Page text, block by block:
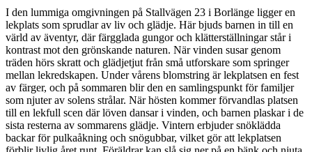
I den lummiga omgivningen på Stallvägen 23 i Borlänge ligger en
lekplats som sprudlar av liv och glädje. Här bjuds barnen in till en
värld av äventyr, där färgglada gungor och klätterställningar står i
kontrast mot den grönskande naturen. När vinden susar genom
träden hörs skratt och glädjetjut från små utforskare som springer
mellan lekredskapen. Under vårens blomstring är lekplatsen en fest
av färger, och på sommaren blir den en samlingspunkt för familjer
som njuter av solens strålar. När hösten kommer förvandlas platsen
till en lekfull scen där löven dansar i vinden, och barnen plaskar i de
sista resterna av sommarens glädje. Vintern erbjuder snöklädda
backar för pulkaåkning och snögubbar, vilket gör att lekplatsen